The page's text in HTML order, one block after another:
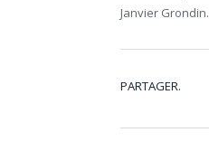
Janvier Grondin.
PARTAGER.